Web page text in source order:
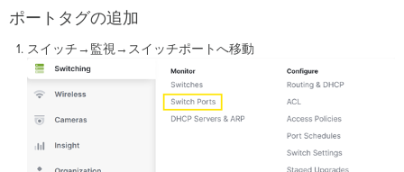
ポートタグの追加
スイッチ→監視→スイッチポートへ移動